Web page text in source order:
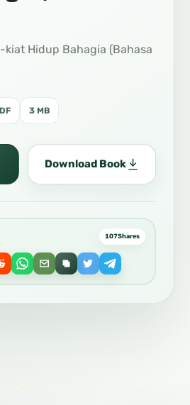
kiat Hidup Bahagia (Bahasa
3 MB
Download Book
107Shares